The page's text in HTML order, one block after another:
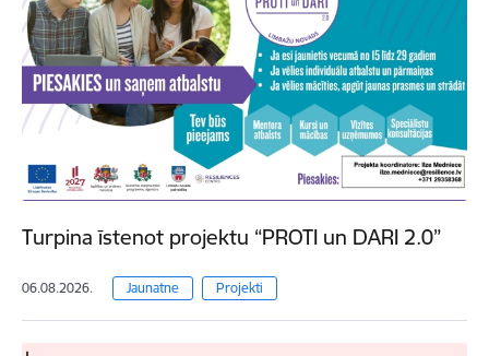
Turpina īstenot projektu “PROTI un DARI 2.0”
06.08.2026. Jaunatne Projekti